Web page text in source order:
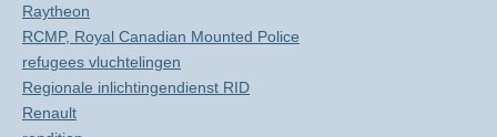
Raytheon
RCMP, Royal Canadian Mounted Police
refugees vluchtelingen
Regionale inlichtingendienst RID
Renault